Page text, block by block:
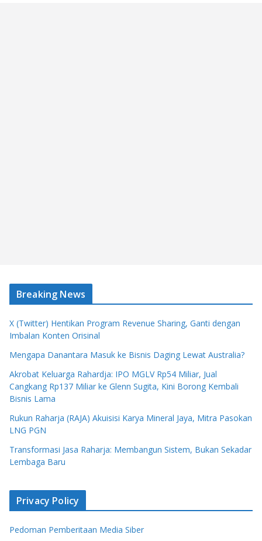
Breaking News
X (Twitter) Hentikan Program Revenue Sharing, Ganti dengan
Imbalan Konten Orisinal
Mengapa Danantara Masuk ke Bisnis Daging Lewat Australia?
Akrobat Keluarga Rahardja: IPO MGLV Rp54 Miliar, Jual
Cangkang Rp137 Miliar ke Glenn Sugita, Kini Borong Kembali
Bisnis Lama
Rukun Raharja (RAJA) Akuisisi Karya Mineral Jaya, Mitra Pasokan
LNG PGN
Transformasi Jasa Raharja: Membangun Sistem, Bukan Sekadar
Lembaga Baru
Privacy Policy
Pedoman Pemberitaan Media Siber